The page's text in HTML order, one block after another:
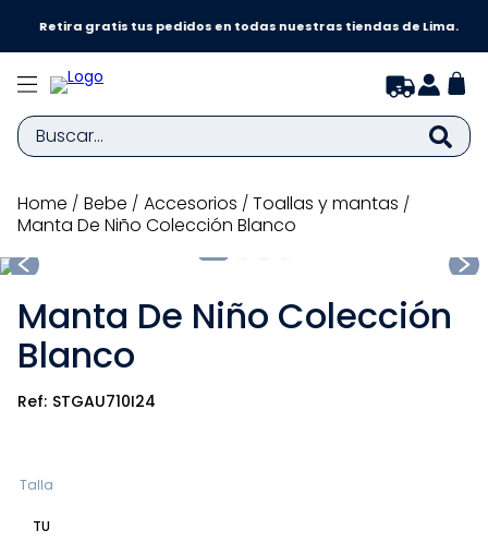
Retira gratis tus pedidos en todas nuestras tiendas de Lima.
Buscar...
bebe accesorios
toallas y mantas
Manta De Niño Colección Blanco
Manta De Niño Colección
Blanco
STGAU710I24
Talla
TU
TÉRMINOS MÁS BUSCADOS
1.
zapatillas niña
2.
3
medias
4.
sandalias